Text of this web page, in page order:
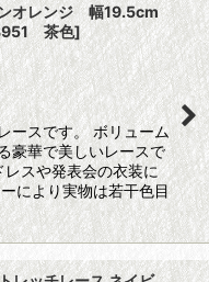
オレンジ 幅19.5cm
茶色]
ースです。 ボリューム
豪華で美しいレースで
スや発表会の衣装に
により実物は若干色目